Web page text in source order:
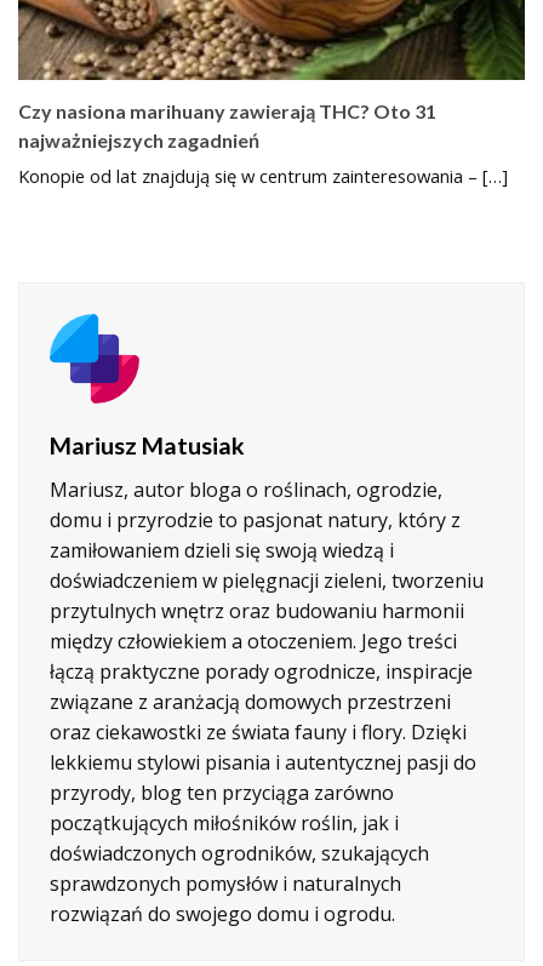
Czy nasiona marihuany zawierają THC? Oto 31
najważniejszych zagadnień
Konopie od lat znajdują się w centrum zainteresowania – […]
Mariusz Matusiak
Mariusz, autor bloga o roślinach, ogrodzie,
domu i przyrodzie to pasjonat natury, który z
zamiłowaniem dzieli się swoją wiedzą i
doświadczeniem w pielęgnacji zieleni, tworzeniu
przytulnych wnętrz oraz budowaniu harmonii
między człowiekiem a otoczeniem. Jego treści
łączą praktyczne porady ogrodnicze, inspiracje
związane z aranżacją domowych przestrzeni
oraz ciekawostki ze świata fauny i flory. Dzięki
lekkiemu stylowi pisania i autentycznej pasji do
przyrody, blog ten przyciąga zarówno
początkujących miłośników roślin, jak i
doświadczonych ogrodników, szukających
sprawdzonych pomysłów i naturalnych
rozwiązań do swojego domu i ogrodu.